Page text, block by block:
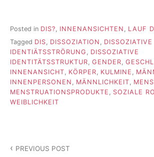
Posted in DIS? INNENANSICHTEN
LAUF
Tagged DIS, DISSOZIATION , DISSOZIATIVE
IDENTIÄTSSTRÖRUNG , DISSOZIATIVE
IDENTITÄTSSTRUKTUR, GENDER,
INNENANSICHT, KÖRPER, KULMINE ,
INNENPERSONEN , MÄNNLICHKEIT,
MENSTRUATIONSPRODUKTE , SOZIALE
WEIBLICHKEIT
PREVIOUS POST